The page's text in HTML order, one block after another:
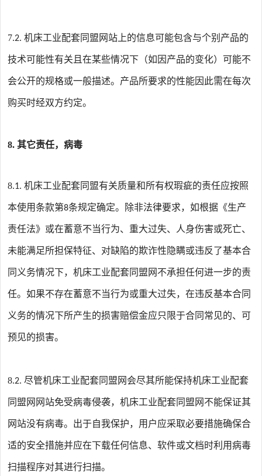
7.2.机床工业配套同盟 网站上的信息可能包含与个别产品的
技术可能性有关且在某些情况下（如因产品的变化）可能不
会公开的规格或一般描述。产品所要求的性能因此需在每次
购买时经双方约定。
8.其它责任，病毒
8.1.机床工业配套同盟有关质量和所有权瑕疵的责任应按照
本使用条款第8条规定确定。除非法律要求，如根据《生产
责任法》或在蓄意不当行为、重大过失、人身伤害或死亡、
未能满足所担保特征、对缺陷的欺诈性隐瞒或违反了基本合
同义务情况下，机床工业配套同盟网 不承担任何进一步的责
任。如果不存在蓄意不当行为或重大过失，在违反基本合同
义务的情况下所产生的损害赔偿金应只限于合同常见的、可
预见的损害。
8.2.尽管机床工业配套同盟网 会尽其所能保持机床工业配套
同盟网 网站免受病毒侵袭，机床工业配套同盟网 不能保证其
网站没有病毒。出于自我保护，用户应采取必要措施确保合
适的安全措施并应在下载任何信息、软件或文档时利用病毒
扫描程序对其进行扫描。